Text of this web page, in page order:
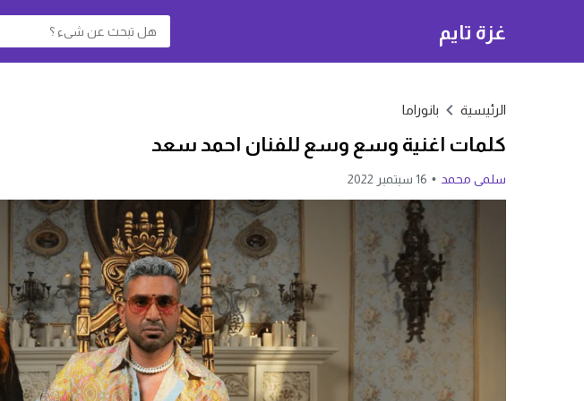
غزة تايم
الرئيسية بانوراما
كلمات اغنية وسع وسع للفنان احمد سعد
سلمى محمد 16 سبتمبر 2022